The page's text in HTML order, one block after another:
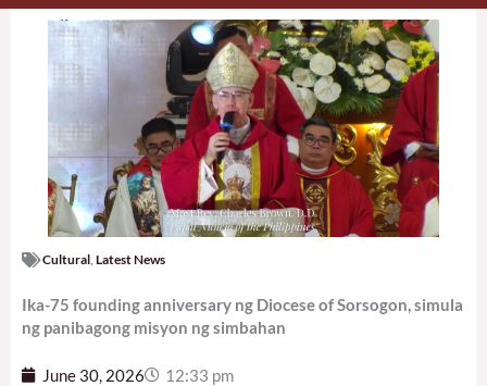
Cultural Latest News
Ika-75 founding anniversary ng Diocese of Sorsogon, simula
ng panibagong misyon ng simbahan
June 30, 2026 12:33 pm